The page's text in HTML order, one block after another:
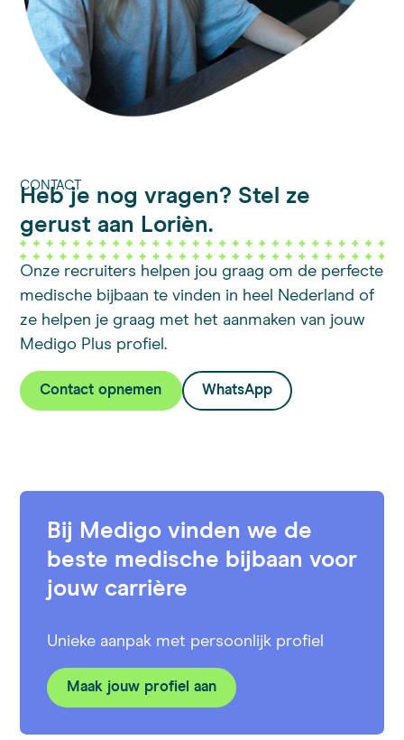
CONTACT
Heb je nog vragen? Stel ze
gerust aan Lorièn.
Onze recruiters helpen jou graag om de perfecte
medische bijbaan te vinden in heel Nederland of
ze helpen je graag met het aanmaken van jouw
Medigo Plus profiel.
Contact opnemen WhatsApp
Bij Medigo vinden we de
beste medische bijbaan voor
jouw carrière
Unieke aanpak met persoonlijk profiel
Maak jouw profiel aan